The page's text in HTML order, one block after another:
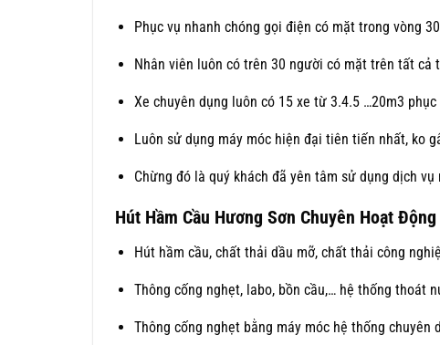
Phục vụ nhanh chóng gọi điện có mặt trong vòng
Nhân viên luôn có trên 30 người có mặt trên tất cả
Xe chuyên dụng luôn có 15 xe từ 3.4.5 …20m3 phục
Luôn sử dụng máy móc hiện đại tiên tiến nhất, ko
Chừng đó là quý khách đã yên tâm sử dụng dịch
Hút Hầm Cầu Hương Sơn Chuyên Hoạt
Hút hầm cầu, chất thải dầu mỡ, chất thải công
Thông cống nghẹt, labo, bồn cầu,… hệ thống thoát
Thông cống nghẹt bằng máy móc hệ thống